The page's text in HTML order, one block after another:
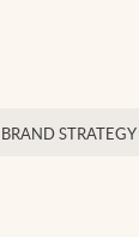
BRAND STRATEGY